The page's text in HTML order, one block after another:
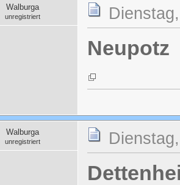
Walburga
unregistriert
Neupotz
Walburga
unregistriert